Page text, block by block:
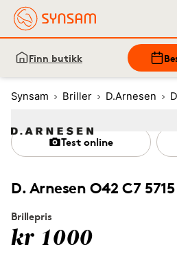
Finn butikk
Synsam Briller D.Arnesen
D. Arnesen O42 C7 5715
Brillepris
kr 1000
Test online
Image 1